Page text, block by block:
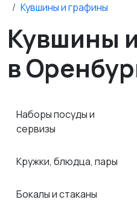
Кувшины и графины
Кувшины
в
Наборы посуды и
сервизы
Кружки, блюдца, пары
Бокалы и стаканы